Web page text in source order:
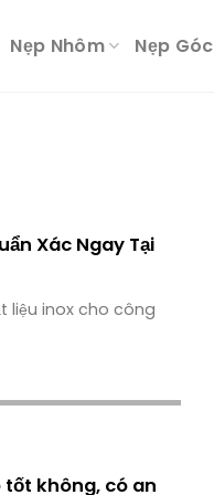
Nẹp Nhôm Nẹp Góc
Xác Ngay Tại
liệu inox cho công
tốt không, có an